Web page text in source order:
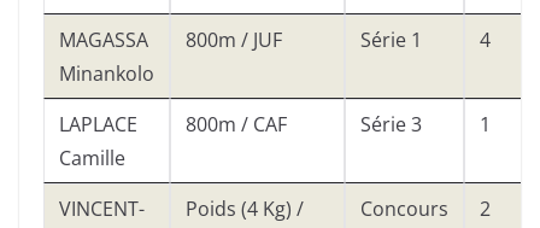
MAGASSA
Minankolo
800m / JUF Série 1 4
LAPLACE
Camille
800m / CAF Série 3 1
VINCENT-
Poids (4 Kg) /
Concours
2